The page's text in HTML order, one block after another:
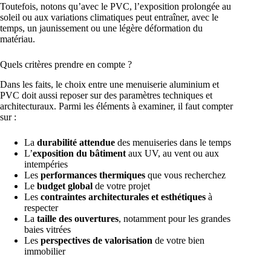
Toutefois, notons qu’avec le PVC, l’exposition prolongée au
soleil ou aux variations climatiques peut entraîner, avec le
temps, un jaunissement ou une légère déformation du
matériau.
Quels critères prendre en compte ?
Dans les faits, le choix entre une menuiserie aluminium et
PVC doit aussi reposer sur des paramètres techniques et
architecturaux. Parmi les éléments à examiner, il faut compter
sur :
La durabilité attendue des menuiseries dans le temps
L’exposition du bâtiment aux UV, au vent ou aux
intempéries
Les performances thermiques que vous recherchez
Le budget global de votre projet
Les contraintes architecturales et esthétiques à
respecter
La taille des ouvertures, notamment pour les grandes
baies vitrées
Les perspectives de valorisation de votre bien
immobilier